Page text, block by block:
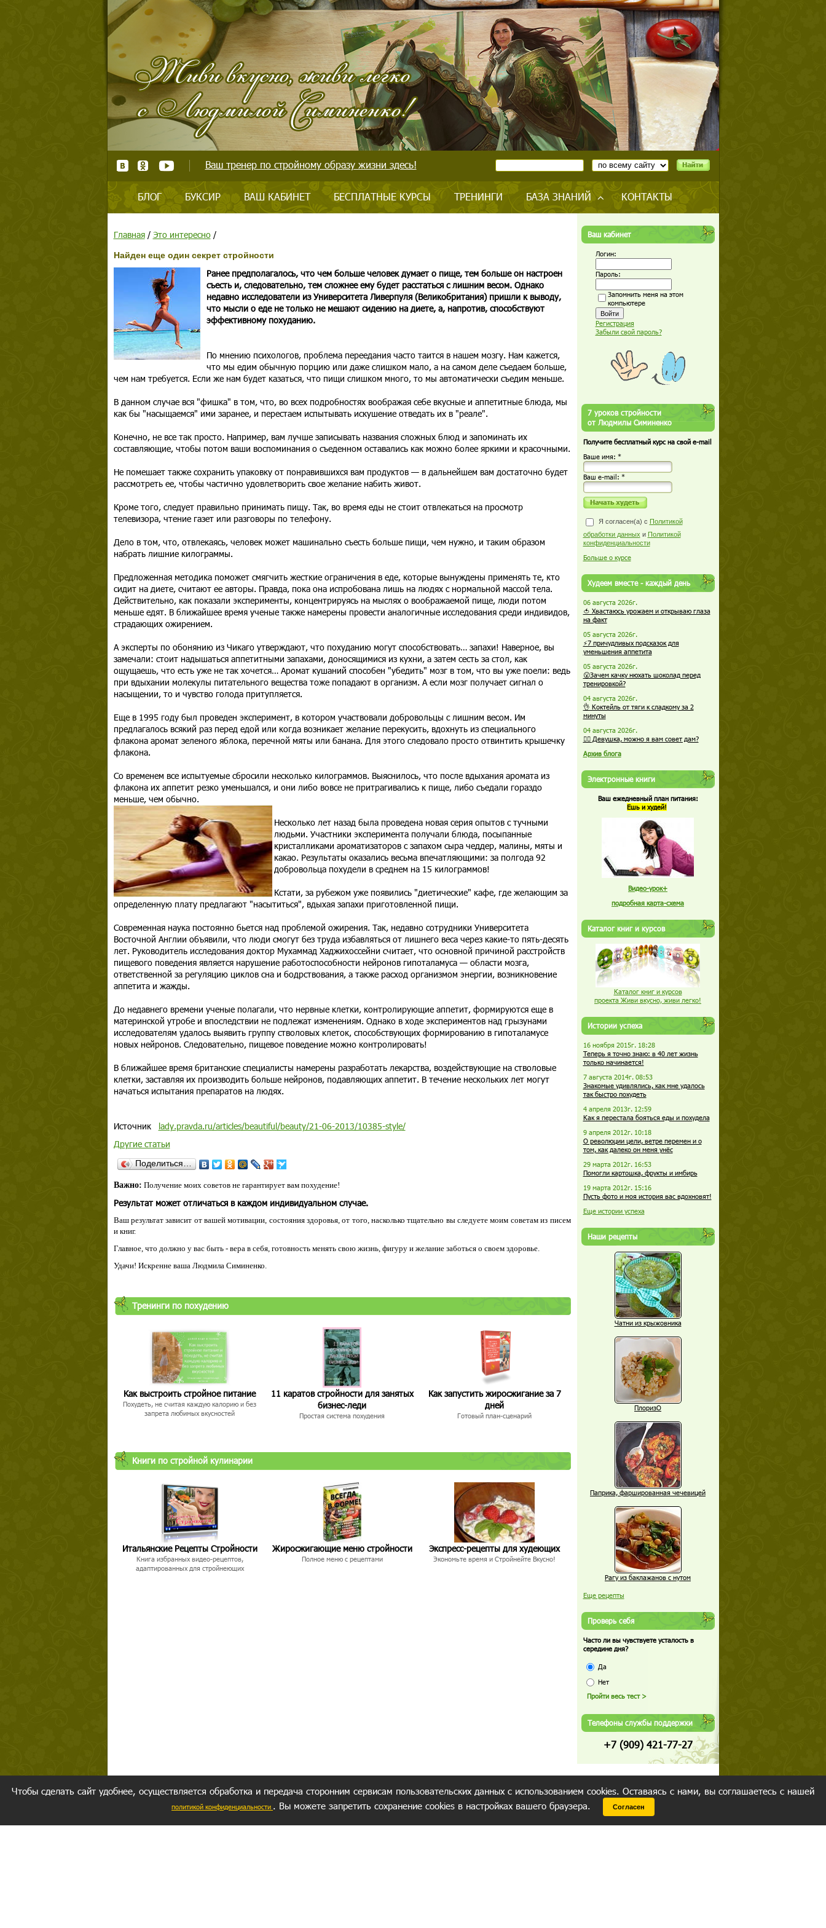
Ваш тренер по стройному образу жизни здесь!
БЛОГ БУКСИР ВАШ КАБИНЕТ БЕСПЛАТНЫЕ КУРСЫ ТРЕНИНГИ БАЗА ЗНАНИЙ КОНТАКТЫ
Главная/ Это интересно/
Найден еще один секрет стройности
Ранее предполагалось, что чем больше человек думает о пище, тем больше он настроен
съесть и, следовательно, тем сложнее ему будет расстаться с лишним весом. Однако
недавно исследователи из Университета Ливерпуля (Великобритания) пришли к выводу,
что мысли о еде не только не мешают сидению на диете, а, напротив, способствуют
эффективному похуданию.
По мнению психологов, проблема переедания часто таится в нашем мозгу. Нам кажется,
что мы едим обычную порцию или даже слишком мало, а на самом деле съедаем больше,
чем нам требуется. Если же нам будет казаться, что пищи слишком много, то мы автоматически съедим меньше.
В данном случае вся "фишка" в том, что, во всех подробностях воображая себе вкусные и аппетитные блюда, мы
как бы "насыщаемся" ими заранее, и перестаем испытывать искушение отведать их в "реале".
Конечно, не все так просто. Например, вам лучше записывать названия сложных блюд и запоминать их
составляющие, чтобы потом ваши воспоминания о съеденном оставались как можно более яркими и красочными.
Не помешает также сохранить упаковку от понравившихся вам продуктов — в дальнейшем вам достаточно будет
рассмотреть ее, чтобы частично удовлетворить свое желание набить живот.
Кроме того, следует правильно принимать пищу. Так, во время еды не стоит отвлекаться на просмотр
телевизора, чтение газет или разговоры по телефону.
Дело в том, что, отвлекаясь, человек может машинально съесть больше пищи, чем нужно, и таким образом
набрать лишние килограммы.
Предложенная методика поможет смягчить жесткие ограничения в еде, которые вынуждены применять те, кто
сидит на диете, считают ее авторы. Правда, пока она испробована лишь на людях с нормальной массой тела.
Действительно, как показали эксперименты, концентрируясь на мыслях о воображаемой пище, люди потом
меньше едят. В ближайшее время ученые также намерены провести аналогичные исследования среди индивидов,
страдающих ожирением.
А эксперты по обонянию из Чикаго утверждают, что похуданию могут способствовать… запахи! Наверное, вы
замечали: стоит надышаться аппетитными запахами, доносящимися из кухни, а затем сесть за стол, как
ощущаешь, что есть уже не так хочется… Аромат кушаний способен "убедить" мозг в том, что вы уже поели: ведь
при вдыхании молекулы питательного вещества тоже попадают в организм. А если мозг получает сигнал о
насыщении, то и чувство голода притупляется.
Еще в 1995 году был проведен эксперимент, в котором участвовали добровольцы с лишним весом. Им
предлагалось всякий раз перед едой или когда возникает желание перекусить, вдохнуть из специального
флакона аромат зеленого яблока, перечной мяты или банана. Для этого следовало просто отвинтить крышечку
флакона.
Со временем все испытуемые сбросили несколько килограммов. Выяснилось, что после вдыхания аромата из
флакона их аппетит резко уменьшался, и они либо вовсе не притрагивались к пище, либо съедали гораздо
меньше, чем обычно.
Несколько лет назад была проведена новая серия опытов с тучными
людьми. Участники эксперимента получали блюда, посыпанные
кристалликами ароматизаторов с запахом сыра чеддер, малины, мяты и
какао. Результаты оказались весьма впечатляющими: за полгода 92
добровольца похудели в среднем на 15 килограммов!
Кстати, за рубежом уже появились "диетические" кафе, где желающим за
определенную плату предлагают "насытиться", вдыхая запахи приготовленной пищи.
Современная наука постоянно бьется над проблемой ожирения. Так, недавно сотрудники Университета
Восточной Англии объявили, что люди смогут без труда избавляться от лишнего веса через какие-то пять-десять
лет. Руководитель исследования доктор Мухаммад Хаджихоссейни считает, что основной причиной расстройств
пищевого поведения является нарушение работоспособности нейронов гипоталамуса — области мозга,
ответственной за регуляцию циклов сна и бодрствования, а также расход организмом энергии, возникновение
аппетита и жажды.
До недавнего времени ученые полагали, что нервные клетки, контролирующие аппетит, формируются еще в
материнской утробе и впоследствии не подлежат изменениям. Однако в ходе экспериментов над грызунами
исследователям удалось выявить группу стволовых клеток, способствующих формированию в гипоталамусе
новых нейронов. Следовательно, пищевое поведение можно контролировать!
В ближайшее время британские специалисты намерены разработать лекарства, воздействующие на стволовые
клетки, заставляя их производить больше нейронов, подавляющих аппетит. В течение нескольких лет могут
начаться испытания препаратов на людях.
Источник lady.pravda.ru/articles/beautiful/beauty/21-06-2013/10385-style/
Другие статьи
Поделиться…
Важно: Получение моих советов не гарантирует вам похудение!
Результат может отличаться в каждом индивидуальном случае.
Ваш результат зависит от вашей мотивации, состояния здоровья, от того, насколько тщательно вы следуете моим советам из писем
и книг.
Главное, что должно у вас быть - вера в себя, готовность менять свою жизнь, фигуру и желание заботься о своем здоровье.
Удачи! Искренне ваша Людмила Симиненко.
Тренинги по похудению
Как выстроить стройное питание
Похудеть, не считая каждую калорию и без
запрета любимых вкусностей
11 каратов стройности для занятых
бизнес-леди
Простая система похудения
Как запустить жиросжигание за 7
дней
Готовый план-сценарий
Книги по стройной кулинарии
Итальянские Рецепты Стройности
Книга избранных видео-рецептов,
адаптированных для стройнеющих
Жиросжигающие меню стройности
Полное меню с рецептами
Экспресс-рецепты для худеющих
Экономьте время и Стройнейте Вкусно!
Ваш кабинет
Логин:
Пароль:
Запомнить меня на этом
компьютере
Регистрация
Забыли свой пароль?
7 уроков стройности
от Людмилы Симиненко
Получите бесплатный курс на свой e-mail
Ваше имя: *
Ваш е-mail: *
Я согласен(а) с Политикой
обработки данных и Политикой
конфиденциальности
Больше о курсе
Худеем вместе - каждый день
06 августа 2026г.
🍅 Хвастаюсь урожаем и открываю глаза
на факт
05 августа 2026г.
⚡7 причудливых подсказок для
уменьшения аппетита
05 августа 2026г.
😮Зачем качку нюхать шоколад перед
тренировкой?
04 августа 2026г.
👌 Коктейль от тяги к сладкому за 2
минуты
04 августа 2026г.
🏋️‍♀️ Девушка, можно я вам совет дам?
Архив блога
Электронные книги
Ваш ежедневный план питания:
Ешь и худей!
Видео-урок+
подробная карта-схема
Каталог книг и курсов
Каталог книг и курсов
проекта Живи вкусно, живи легко!
Истории успеха
16 ноября 2015г. 18:28
Теперь я точно знаю: в 40 лет жизнь
только начинается!
7 августа 2014г. 08:53
Знакомые удивлялись, как мне удалось
так быстро похудеть
4 апреля 2013г. 12:59
Как я перестала бояться еды и похудела
9 апреля 2012г. 10:18
О революции цели, ветре перемен и о
том, как далеко он меня унёс
29 марта 2012г. 16:53
Помогли картошка, фрукты и имбирь
19 марта 2012г. 15:16
Пусть фото и моя история вас вдохновят!
Еще истории успеха
Наши рецепты
Чатни из крыжовника
ПлоризО
Паприка, фаршированная чечевицей
Рагу из баклажанов с нутом
Еще рецепты
Проверь себя
Часто ли вы чувствуете усталость в
середине дня?
Да
Нет
Телефоны службы поддержки
+7 (909) 421-77-27
Чтобы сделать сайт удобнее, осуществляется обработка и передача сторонним сервисам пользовательских данных с использованием cookies. Оставаясь с нами, вы соглашаетесь с нашей
политикой конфиденциальности . Вы можете запретить сохранение cookies в настройках вашего браузера. Согласен